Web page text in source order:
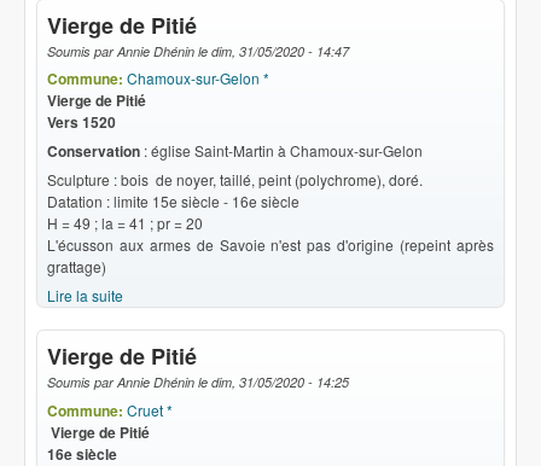
Vierge de Pitié
Soumis parAnnie Dhénin le dim, 31/05/2020 - 14:47
Commune: Chamoux-sur-Gelon *
Vierge de Pitié
Vers 1520
Conservation : église Saint-Martin à Chamoux-sur-Gelon
Sculpture : bois de noyer, taillé, peint (polychrome), doré.
Datation : limite 15e siècle - 16e siècle
H = 49 ; la = 41 ; pr = 20
L'écusson aux armes de Savoie n'est pas d'origine (repeint après
grattage)
Lire la suite
Vierge de Pitié
Soumis parAnnie Dhénin le dim, 31/05/2020 - 14:25
Commune: Cruet *
Vierge de Pitié
16e siècle